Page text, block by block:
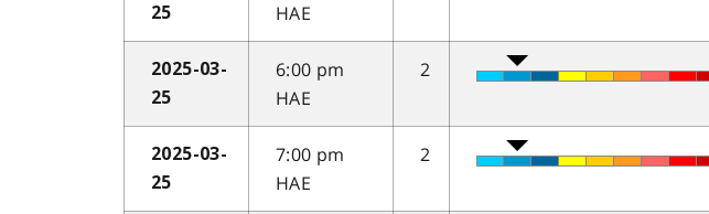
25
HAE
2025-03-
25
6:00 pm
HAE
2
2025-03-
25
7:00 pm
HAE
2